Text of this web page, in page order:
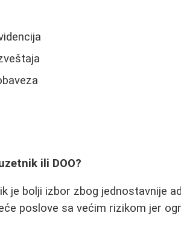
ili DOO?
je bolji izbor zbog jednostavnije
poslove sa većim rizikom jer